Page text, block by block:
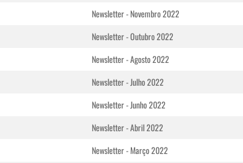
Newsletter - Novembro 2022
Newsletter - Outubro 2022
Newsletter - Agosto 2022
Newsletter - Julho 2022
Newsletter - Junho 2022
Newsletter - Abril 2022
Newsletter - Março 2022